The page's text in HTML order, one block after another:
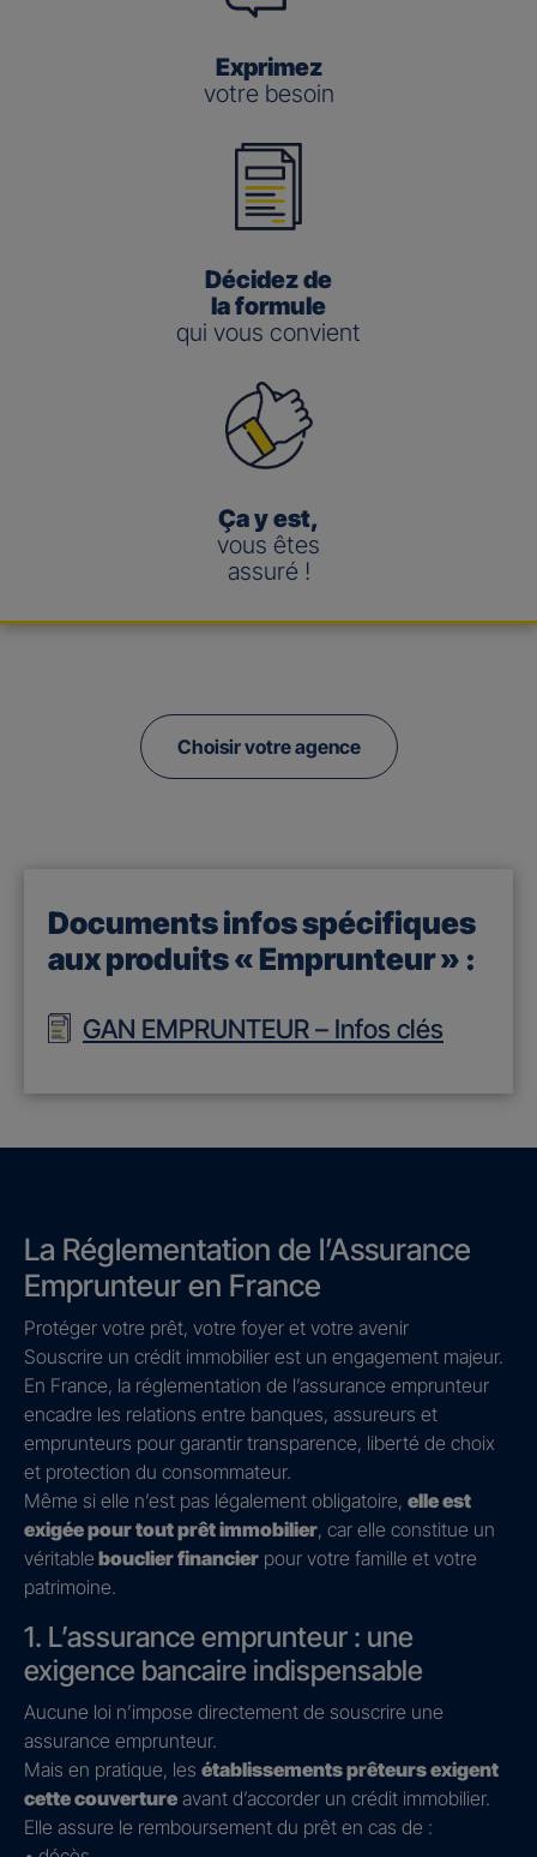
Exprimez
votre besoin
Décidez de
la formule
qui vous convient
Ça y est,
vous êtes
assuré !
Choisir votre agence
Documents infos spécifiques
aux produits « Emprunteur » :
GAN EMPRUNTEUR – Infos clés
La Réglementation de l’Assurance
Emprunteur en France
Protéger votre prêt, votre foyer et votre avenir
Souscrire un crédit immobilier est un engagement majeur.
En France, la réglementation de l’assurance emprunteur
encadre les relations entre banques, assureurs et
emprunteurs pour garantir transparence, liberté de choix
et protection du consommateur.
Même si elle n’est pas légalement obligatoire, elle est
exigée pour tout prêt immobilier, car elle constitue un
véritable bouclier financier pour votre famille et votre
patrimoine.
1. L’assurance emprunteur : une
exigence bancaire indispensable
Aucune loi n’impose directement de souscrire une
assurance emprunteur.
Mais en pratique, les établissements prêteurs exigent
cette couverture avant d’accorder un crédit immobilier.
Elle assure le remboursement du prêt en cas de :